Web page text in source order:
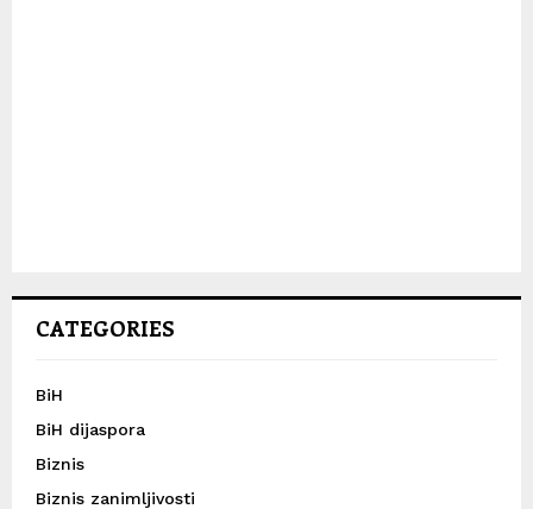
CATEGORIES
BiH
BiH dijaspora
Biznis
Biznis zanimljivosti